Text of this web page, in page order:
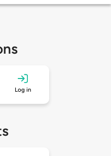
Log in